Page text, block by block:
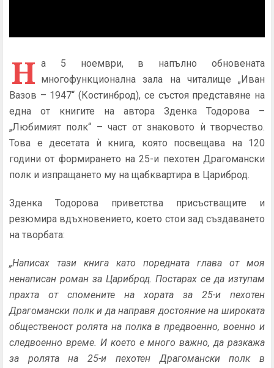
Н а 5 ноември, в напълно обновената
многофункционална зала на читалище „Иван
Вазов – 1947“ (Костинброд), се състоя представяне на
една от книгите на автора Зденка Тодорова –
„Любимият полк“ – част от знаковото ѝ творчество.
Това е десетата ѝ книга, която посвещава на 120
години от формирането на 25-и пехотен Драгомански
полк и изпращането му на щабквартира в Цариброд.
Зденка Тодорова приветства присъстващите и
резюмира вдъхновението, което стои зад създаването
на творбата:
„Написах тази книга като поредната глава от моя
ненаписан роман за Цариброд. Постарах се да изтупам
прахта от спомените на хората за 25-и пехотен
Драгомански полк и да направя достояние на широката
общественост ролята на полка в предвоенно, военно и
следвоенно време. И което е много важно, да разкажа
за ролята на 25-и пехотен Драгомански полк в